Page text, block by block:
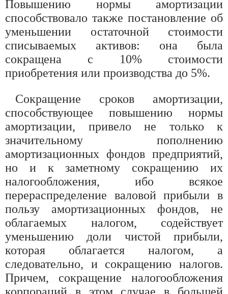
Повышению нормы амортизации
способствовало также постановление об
уменьшении остаточной стоимости
списываемых активов: она была
сокращена с 10% стоимости
приобретения или производства до 5%.
Сокращение сроков амортизации,
способствующее повышению нормы
амортизации, привело не только к
значительному пополнению
амортизационных фондов предприятий,
но и к заметному сокращению их
налогообложения, ибо всякое
перераспределение валовой прибыли в
пользу амортизационных фондов, не
облагаемых налогом, содействует
уменьшению доли чистой прибыли,
которая облагается налогом, а
следовательно, и сокращению налогов.
Причем, сокращение налогообложения
корпораций в этом случае в большей